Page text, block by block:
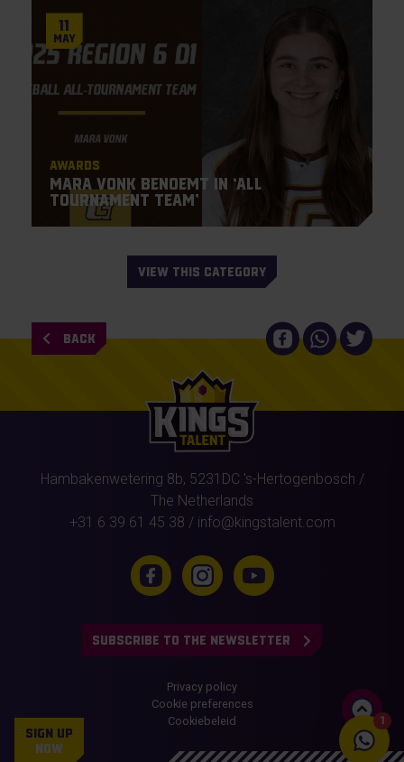
11
May
Awards
Mara Vonk benoemt in ‘All
Tournament Team’
VIEW THIS CATEGORY
BACK
Hambakenwetering 8b, 5231DC 's-Hertogenbosch /
The Netherlands
+31 6 39 61 45 38 / info@kingstalent.com
SUBSCRIBE TO THE NEWSLETTER
Privacy policy
Cookie preferences
Cookiebeleid
SIGN UP
NOW
1